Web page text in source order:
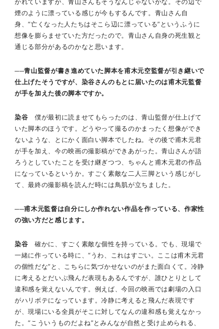
煙のように漂っている感じが今もするんです。青山さん自
身、“亡くなった人たちはそこら辺に漂っている”というふうに
想像を膨らませていた方だったので。青山さん自身の死生観と
通じる部分があるのかなと思います。
──青山監督が書き進めていた脚本を甫木元空監督が引き継いで
仕上げたそうですが、染谷さんのもとに届いたのは甫木元監督
が手を加えた後の脚本ですか。
染谷 僕が最初に読ませてもらったのは、青山監督が仕上げて
いた脚本のほうです。どうやって撮るのかまったく想像ができ
ないような、とにかく面白い脚本でしたね。その後で甫木元君
が手を加え、今の映画の撮影稿ができあがった。青山さんが語
ろうとしていたことを受け継ぎつつ、ちゃんと甫木元君の作品
になっているというか。すごく素敵な二人三脚という感じがし
て、最終の撮影稿を読んだ時には鳥肌が立ちました。
──甫木元監督は自分にしか作れない作品を作っている、作家性
の強い方だと感じます。
染谷 確かに、すごく素敵な個性を持っている。でも、現場で
一緒に作っている時に、“うわ、これはすごい。ここは甫木元君
の個性だな”と、こちらに気づかせないのがまた面白くて。冷静
に考えるとだいぶ飛んだ表現もあるんですが、誰ひとりとして
違和感を覚えないんです。例えば、今回の映画では劇場の入口
がハリボテになっています。冷静に考えると飛んだ表現です
が、現場にいる全員がそこに対してなんの違和感も覚えなかっ
た。“こういうものだよね”とみんなが自然と受け止められる、